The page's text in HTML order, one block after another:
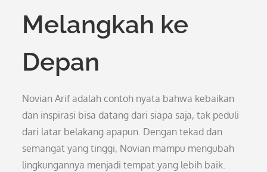
Melangkah ke
Depan
Novian Arif adalah contoh nyata bahwa kebaikan
dan inspirasi bisa datang dari siapa saja, tak peduli
dari latar belakang apapun. Dengan tekad dan
semangat yang tinggi, Novian mampu mengubah
lingkungannya menjadi tempat yang lebih baik.